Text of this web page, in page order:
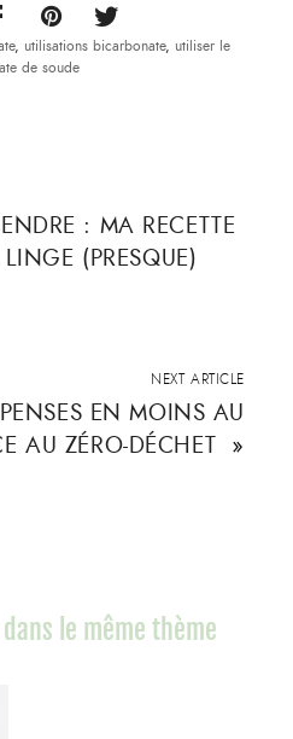
, utilisations bicarbonate, utiliser le
de soude
: MA RECETTE
(PRESQUE)
NEXT ARTICLE
EN MOINS AU
AU ZÉRO-DÉCHET »
le même thème